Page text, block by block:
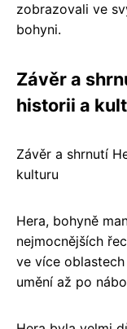
zobrazovali ve
bohyni.
Závěr a
historii a
Závěr a shrnutí
kulturu
Hera, bohyně
nejmocnějších
ve více
umění až po